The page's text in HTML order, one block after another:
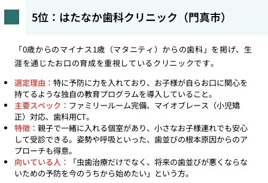
5位：はたなか歯科クリニック（門真市）
「0歳からのマイナス1歳（マタニティ）からの歯科」を掲げ、生
涯を通じたお口の育成を重視しているクリニックです。
選定理由： 特に予防に力を入れており、お子様が自らお口に関心を
持てるような独自の教育プログラムを導入していること。
主要スペック： ファミリールーム完備、マイオブレース（小児矯
正）対応、歯科用CT。
特徴： 親子で一緒に入れる個室があり、小さなお子様連れでも安心
して受診できる。姿勢や呼吸といった、歯並びの根本原因からのア
プローチも得意。
向いている人：
「虫歯治療だけでなく、将来の歯並びが悪くならな
いための予防を今のうちから始めたい」という方。